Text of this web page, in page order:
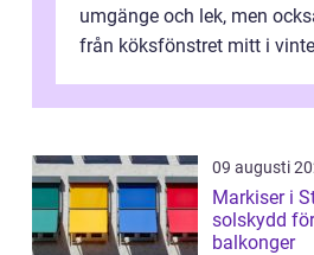
umgänge och lek, men
från köksfönstret mitt i
09 augusti
Markiser i
solskydd
balkonger